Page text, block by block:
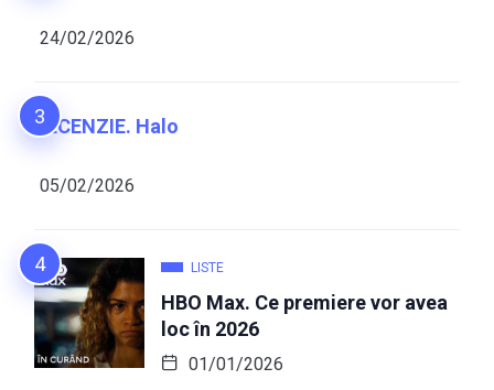
24/02/2026
RECENZIE. Halo
05/02/2026
LISTE
HBO Max. Ce premiere vor avea
loc în 2026
01/01/2026